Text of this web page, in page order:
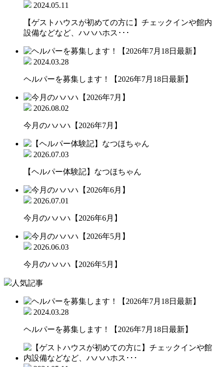
2024.05.11
【ゲストハウスが初めての方に】チェックインや館内
設備などなど、ハハハホス･･･
2024.03.28
ヘルパーを募集します！【2026年7月18日最新】
2026.08.02
今月のハハハ【2026年7月】
2026.07.03
【ヘルパー体験記】なつほちゃん
2026.07.01
今月のハハハ【2026年6月】
2026.06.03
今月のハハハ【2026年5月】
人気記事
2024.03.28
ヘルパーを募集します！【2026年7月18日最新】